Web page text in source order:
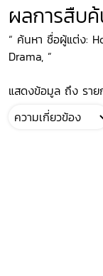
ผลการสืบ
“ ค้นหา ชื่อผู้แต่ง:
Drama, ”
แสดงข้อมูล ถึง รา